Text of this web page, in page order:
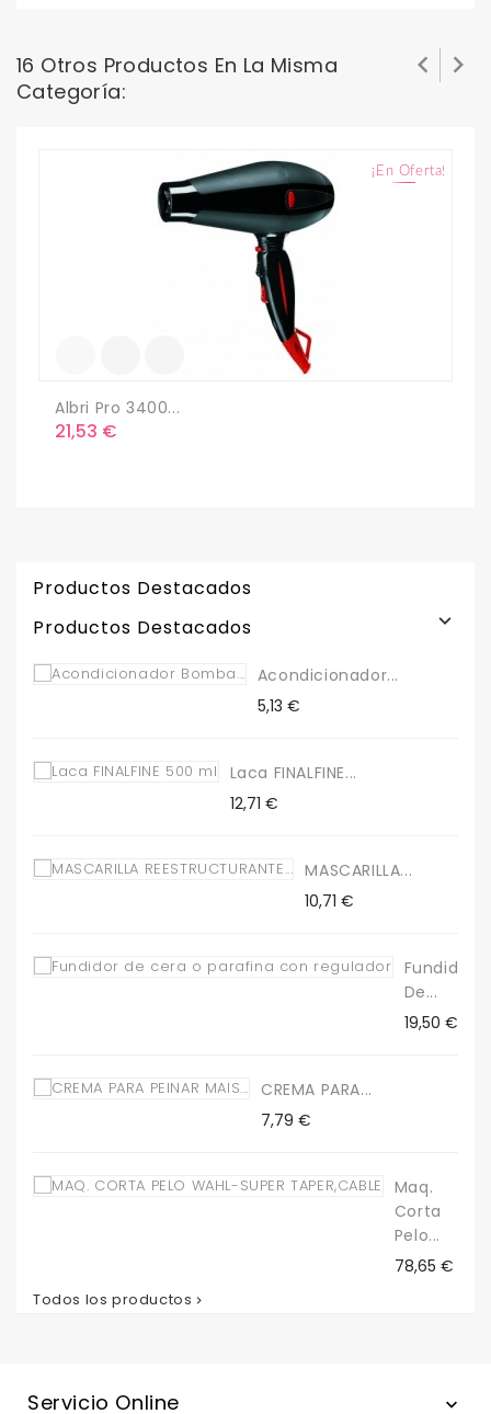
16 Otros Productos En La Misma
Categoría:
¡En Oferta!
Albri Pro 3400...
Precio
21,53 €
 
Productos Destacados
Productos Destacados

Acondicionador...
Precio
5,13 €
Laca FINALFINE...
Precio
12,71 €
MASCARILLA...
Precio
10,71 €
Fundidor
De...
Precio
19,50 €
CREMA PARA...
Precio
7,79 €
Maq.
Corta
Pelo...
Precio
78,65 €
Todos los productos 
Servicio Online 